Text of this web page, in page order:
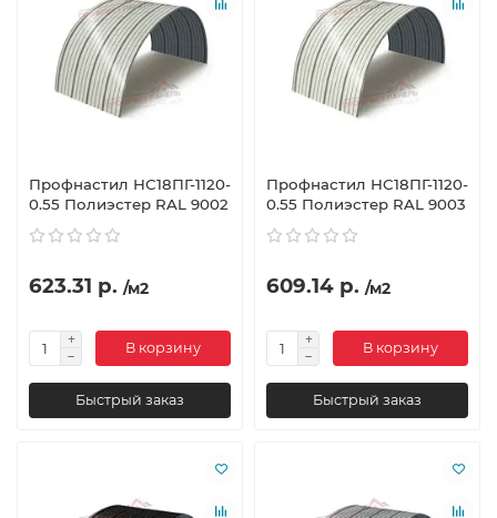
Профнастил НС18ПГ-1120-
0.55 Полиэстер RAL 9002
623.31 р. /м2
В корзину
Быстрый заказ
Профнастил НС18ПГ-1120-
0.55 Полиэстер RAL 9003
609.14 р. /м2
В корзину
Быстрый заказ